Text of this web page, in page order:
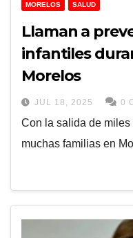
MORELOS SALUD
Llaman a
infantiles
Morelos
JUL 18, 2025 0
Con la salida de
muchas familias en